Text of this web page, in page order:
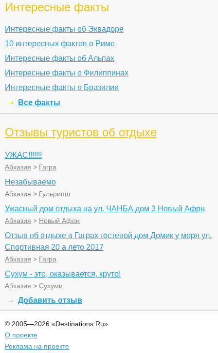
Интересные факты
Интересные факты об Эквадоре
10 интересных фактов о Риме
Интересные факты об Альпах
Интересные факты о Филиппинах
Интересные факты о Бразилии
Все факты
Отзывы туристов об отдыхе
УЖАС!!!!!!!
Абхазия > Гагра
Незабываемо
Абхазия > Гульрипш
Ужасный дом отдыха на ул. ЧАНБА дом 3 Новый Афрн
Абхазия > Новый Афон
Отзыв об отдыхе в Гаграх гостевой дом Домик у моря ул.
Спортивная 20 а лето 2017
Абхазия > Гагра
Сухум - это, оказывается, круто!
Абхазия > Сухуми
Добавить отзыв
© 2005—2026 «Destinations.Ru»
О проекте
Реклама на проекте